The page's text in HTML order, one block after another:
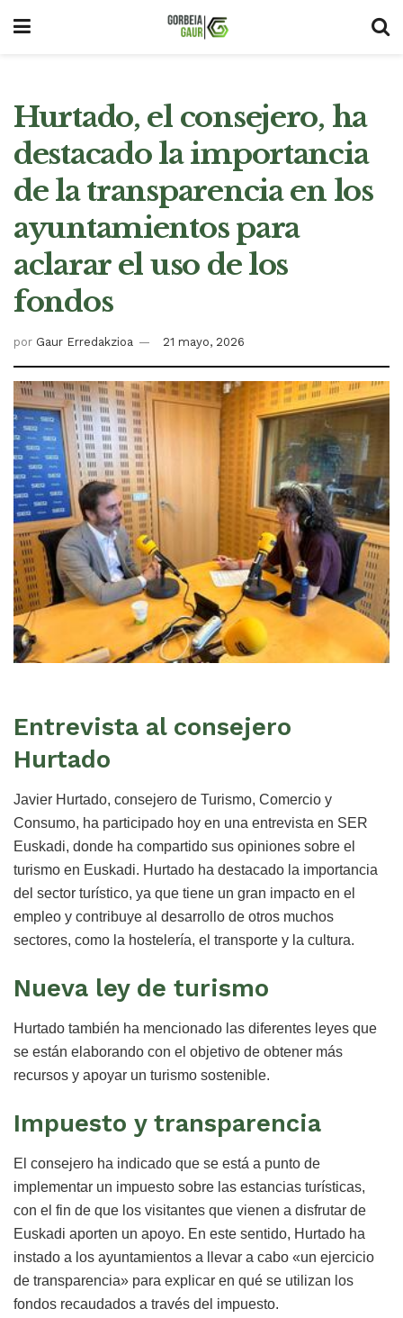
Hurtado, el consejero, ha
destacado la importancia
de la transparencia en los
ayuntamientos para
aclarar el uso de los
fondos
por Gaur Erredakzioa 21 mayo, 2026
Entrevista al consejero
Hurtado
Javier Hurtado, consejero de Turismo, Comercio y
Consumo, ha participado hoy en una entrevista en SER
Euskadi, donde ha compartido sus opiniones sobre el
turismo en Euskadi. Hurtado ha destacado la importancia
del sector turístico, ya que tiene un gran impacto en el
empleo y contribuye al desarrollo de otros muchos
sectores, como la hostelería, el transporte y la cultura.
Nueva ley de turismo
Hurtado también ha mencionado las diferentes leyes que
se están elaborando con el objetivo de obtener más
recursos y apoyar un turismo sostenible.
Impuesto y transparencia
El consejero ha indicado que se está a punto de
implementar un impuesto sobre las estancias turísticas,
con el fin de que los visitantes que vienen a disfrutar de
Euskadi aporten un apoyo. En este sentido, Hurtado ha
instado a los ayuntamientos a llevar a cabo «un ejercicio
de transparencia» para explicar en qué se utilizan los
fondos recaudados a través del impuesto.